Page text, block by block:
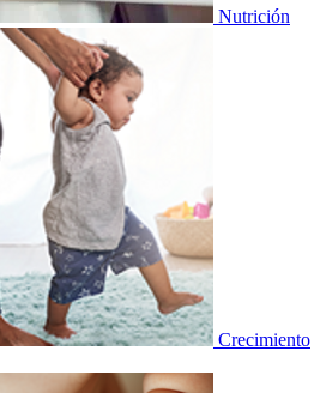
Nutrición
Crecimiento